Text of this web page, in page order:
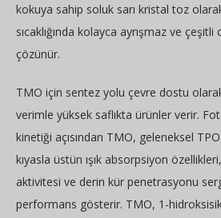
kokuya sahip soluk sarı kristal toz
sıcaklığında kolayca ayrışmaz ve
çözünür.
TMO için sentez yolu çevre dostu
verimle yüksek saflıkta ürünler verir.
kinetiği açısından TMO, geleneksel
kıyasla üstün ışık absorpsiyon
aktivitesi ve derin kür penetrasyonu
performans gösterir. TMO, 1-